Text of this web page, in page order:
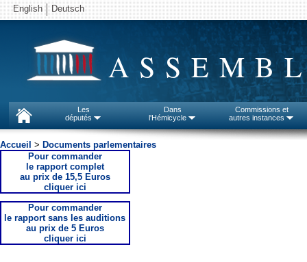
English Deutsch
Les
députés
Dans
l'Hémicycle
Commissions et
autres instances
Accueil > Documents parlementaires
Pour commander
le rapport complet
au prix de 15,5 Euros
cliquer ici
Pour commander
le rapport sans les auditions
au prix de 5 Euros
cliquer ici